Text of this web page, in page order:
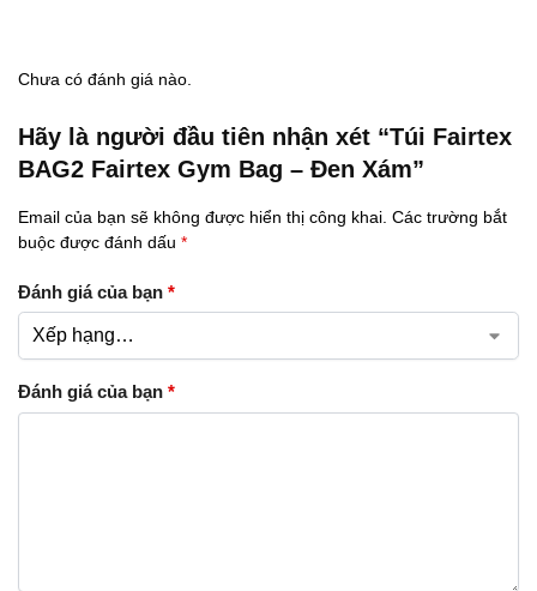
Chưa có đánh giá nào.
Hãy là người đầu tiên nhận xét “Túi Fairtex
BAG2 Fairtex Gym Bag – Đen Xám”
Email của bạn sẽ không được hiển thị công khai. Các trường bắt
buộc được đánh dấu *
Đánh giá của bạn *
Đánh giá của bạn *